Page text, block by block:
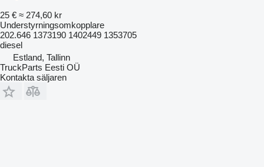
25 € ≈ 274,60 kr
Understyrningsomkopplare
202.646 1373190 1402449 1353705
diesel
Estland, Tallinn
TruckParts Eesti OÜ
Kontakta säljaren